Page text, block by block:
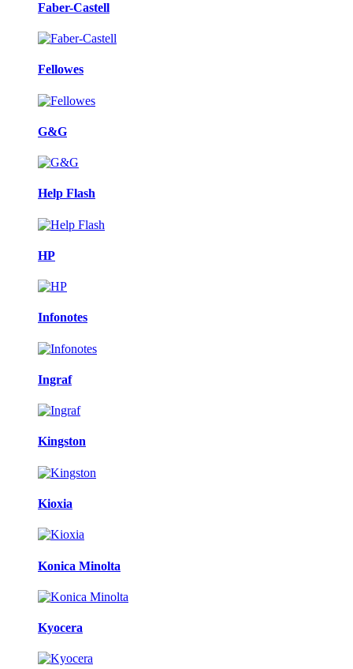
Faber-Castell
Fellowes
G&G
Help Flash
HP
Infonotes
Ingraf
Kingston
Kioxia
Konica Minolta
Kyocera